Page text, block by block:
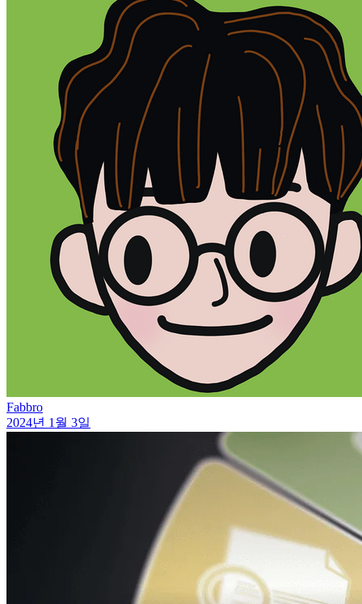
Fabbro
2024년 1월 3일